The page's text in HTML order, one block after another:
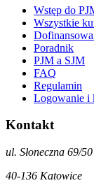
Wstęp do
Wszystkie
Poradnik
PJM a SJM
FAQ
Regulamin
Logowanie i
Kontakt
ul. Słoneczna 69/50
40-136 Katowice